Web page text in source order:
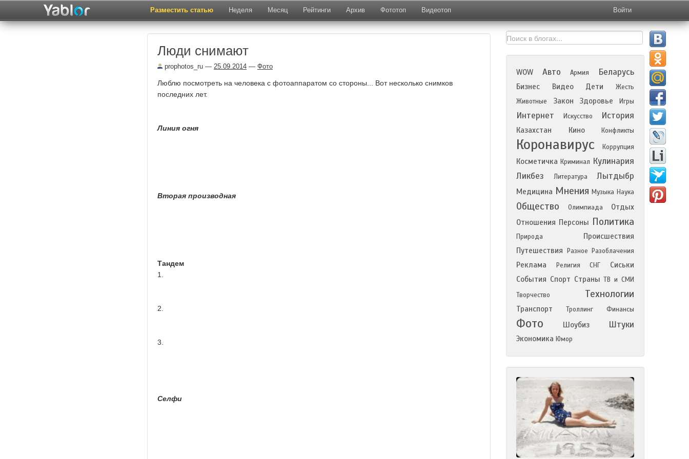
Разместить статью Неделя Месяц Рейтинги Архив Фототоп Видеотоп Войти
Люди снимают
prophotos_ru — 25.09.2014 — Фото
Люблю посмотреть на человека с фотоаппаратом со стороны... Вот несколько снимков
последних лет.
Линия огня
Вторая производная
Тандем
1.
2.
3.
Селфи
WOW Авто Армия Беларусь
Бизнес Видео Дети
Жесть
Животные
Закон Здоровье Игры
Интернет Искусство История
Казахстан Кино Конфликты
Коронавирус Коррупция
Косметичка Криминал Кулинария
Ликбез
Литература Лытдыбр
Медицина Мнения Музыка Наука
Общество Олимпиада
Отдых
Отношения Персоны Политика
Природа
Происшествия
Путешествия
Разное Разоблачения
Реклама Религия СНГ
Сиськи
События Спорт Страны ТВ и СМИ
Творчество
Технологии
Транспорт Троллинг Финансы
Фото Шоубиз Штуки
Экономика Юмор